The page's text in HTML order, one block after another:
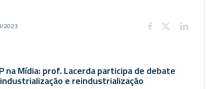
2023
na Mídia: prof. Lacerda participa de debate
e reindustrialização
PUC-SP